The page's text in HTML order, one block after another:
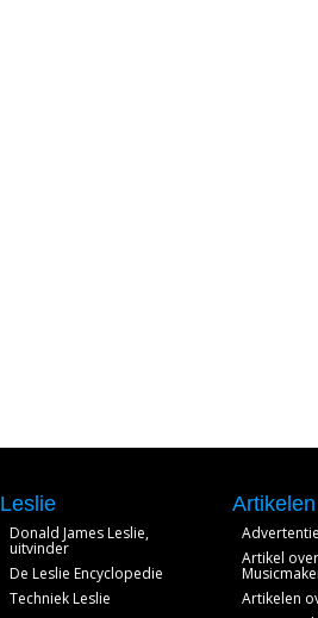
Leslie
Donald James Leslie,
uitvinder
De Leslie Encyclopedie
Techniek Leslie
Artikel
Artikelen